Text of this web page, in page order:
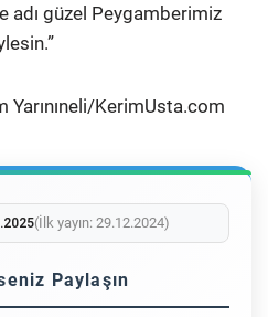
adı güzel Peygamberimiz
Yarınıneli/KerimUsta.com
(İlk yayın: 29.12.2024)
Paylaşın